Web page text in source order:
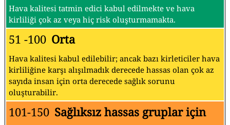
Hava kalitesi tatmin edici kabul edilmekte ve hava
kirliliği çok az veya hiç risk oluşturmamakta.
51 -100 Orta
Hava kalitesi kabul edilebilir; ancak bazı kirleticiler hava
kirliliğine karşı alışılmadık derecede hassas olan çok az
sayıda insan için orta derecede sağlık sorunu
oluşturabilir.
101-150 Sağlıksız hassas gruplar için